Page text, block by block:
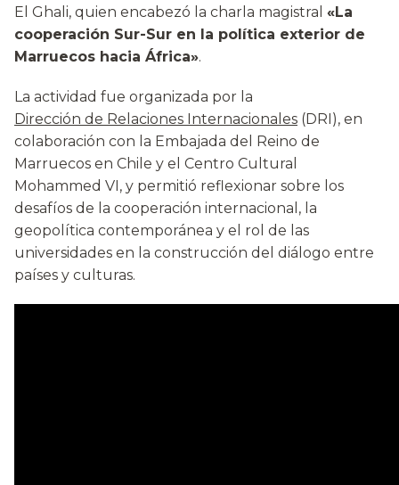
El Ghali, quien encabezó la charla magistral «La
cooperación Sur-Sur en la política exterior de
Marruecos hacia África».
La actividad fue organizada por la
Dirección de Relaciones Internacionales (DRI), en
colaboración con la Embajada del Reino de
Marruecos en Chile y el Centro Cultural
Mohammed VI, y permitió reflexionar sobre los
desafíos de la cooperación internacional, la
geopolítica contemporánea y el rol de las
universidades en la construcción del diálogo entre
países y culturas.